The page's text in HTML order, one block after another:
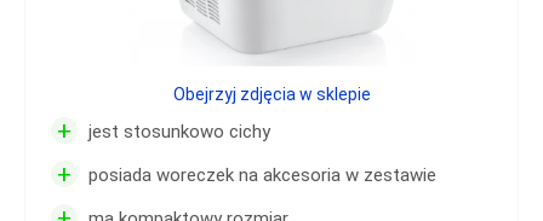
+ jest stosunkowo cichy
+ posiada woreczek na akcesoria w zestawie
Obejrzyj zdjęcia w sklepie